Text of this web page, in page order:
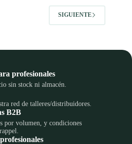
SIGUIENTE
profesionales
sin stock ni almacén.
red de talleres/distribuidores.
B2B
por volumen, y condiciones